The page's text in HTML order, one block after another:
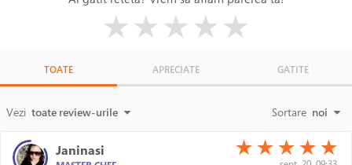
★★★★★
TOATE APRECIATE GATITE
Vezi toate review-urile Sortare noi
Janinasi (*)
★ (*)
★ (*)
★ (*)
★ (*)
★